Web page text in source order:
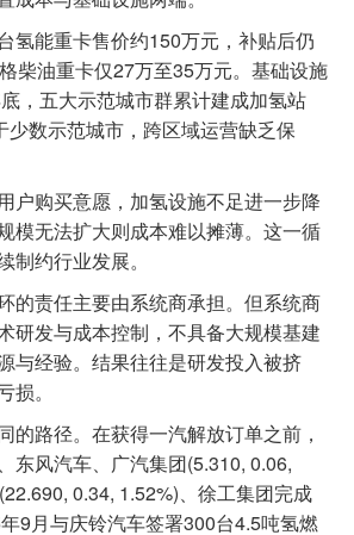
氢能重卡售价约150万元，补贴后仍
柴油重卡仅27万至35万元。基础设施
，五大示范城市群累计建成加氢站
少数示范城市，跨区域运营缺乏保
户购买意愿，加氢设施不足进一步降
模无法扩大则成本难以摊薄。这一循
制约行业发展。
的责任主要由系统商承担。但系统商
研发与成本控制，不具备大规模基建
与经验。结果往往是研发投入被挤
。
的路径。在获得一汽解放订单之前，
东风汽车、广汽集团(5.310, 0.06,
0.34, 1.52%)、徐工集团完成
9月与庆铃汽车签署300台4.5吨氢燃